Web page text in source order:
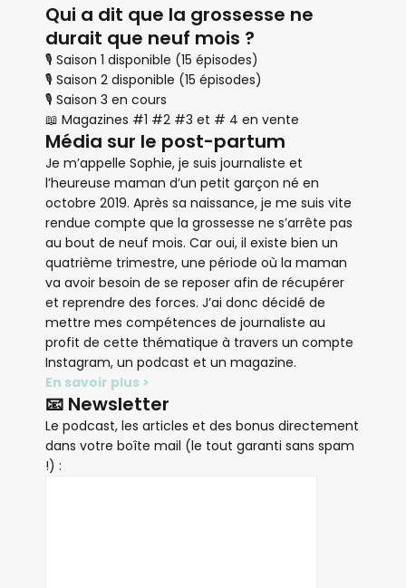
Qui a dit que la grossesse ne
durait que neuf mois ?
🎙 Saison 1 disponible (15 épisodes)
🎙 Saison 2 disponible (15 épisodes)
🎙 Saison 3 en cours
📖 Magazines #1 #2 #3 et # 4 en vente
Média sur le post-partum
Je m’appelle Sophie, je suis journaliste et
l’heureuse maman d’un petit garçon né en
octobre 2019. Après sa naissance, je me suis vite
rendue compte que la grossesse ne s’arrête pas
au bout de neuf mois. Car oui, il existe bien un
quatrième trimestre, une période où la maman
va avoir besoin de se reposer afin de récupérer
et reprendre des forces. J’ai donc décidé de
mettre mes compétences de journaliste au
profit de cette thématique à travers un compte
Instagram, un podcast et un magazine.
En savoir plus >
📧 Newsletter
Le podcast, les articles et des bonus directement
dans votre boîte mail (le tout garanti sans spam
!) :